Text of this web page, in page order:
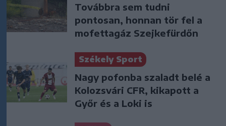
Továbbra sem tudni
pontosan, honnan tör fel a
mofettagáz Szejkefürdőn
Székely Sport
Nagy pofonba szaladt belé a
Kolozsvári CFR, kikapott a
Győr és a Loki is